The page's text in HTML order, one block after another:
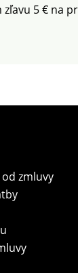
zľavu 5 € na
zmluvy